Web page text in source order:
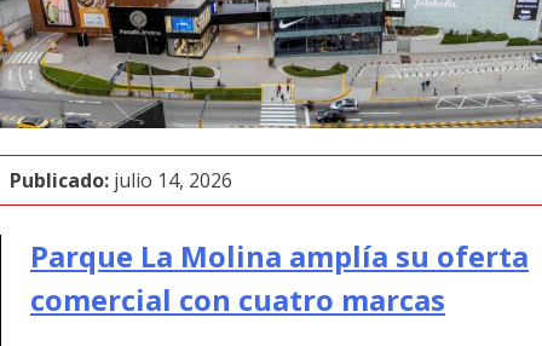
Publicado: julio 14, 2026
Parque La Molina amplía su oferta
comercial con cuatro marcas